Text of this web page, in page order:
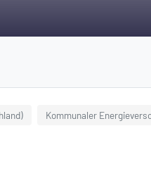
Kommunaler